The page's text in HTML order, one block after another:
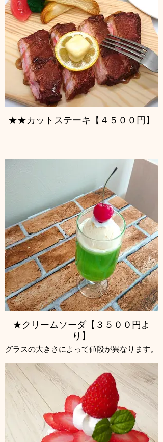
★★カットステーキ【４５００円】
★クリームソーダ【３５００円よ
り】
グラスの大きさによって値段が異なります。